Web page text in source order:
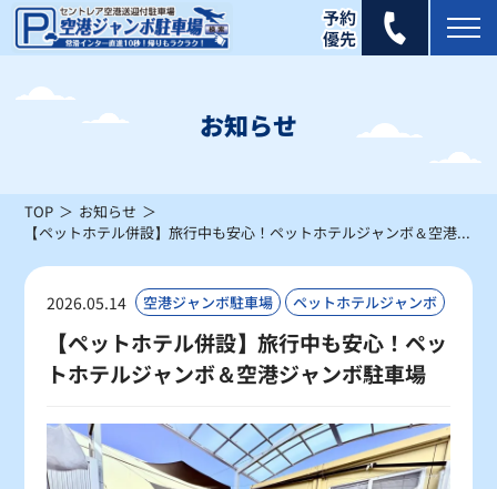
2026年 8月
日
1
×
2
×
3
× × × × × △
×
10
△
11
△
12
×
13
×
14
△
15
△
△
17
△
18
〇
19
〇
20
〇
21
〇
22
〇
23 24 25 26 27 28 29
お知らせ
TOP
お知らせ
【ペットホテル併設】旅行中も安心！ペットホテルジャンボ＆空港ジャンボ駐車場
2026.05.14 空港ジャンボ駐車場 ペットホテルジャンボ
【ペットホテル併設】旅行中も安心！ペッ
トホテルジャンボ＆空港ジャンボ駐車場